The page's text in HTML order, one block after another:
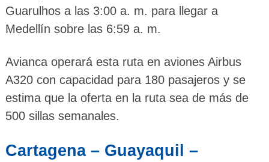
Guarulhos a las 3:00 a. m. para llegar a
Medellín sobre las 6:59 a. m.
Avianca operará esta ruta en aviones Airbus
A320 con capacidad para 180 pasajeros y se
estima que la oferta en la ruta sea de más de
500 sillas semanales.
Cartagena – Guayaquil –